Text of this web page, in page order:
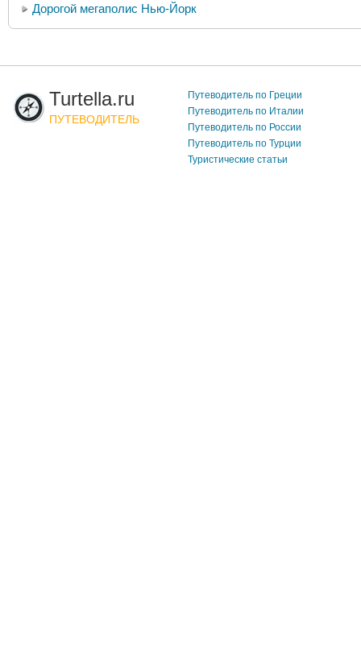
Дорогой мегаполис Нью-Йорк
Turtella.ru
ПУТЕВОДИТЕЛЬ
Путеводитель по Греции
Путеводитель по Италии
Путеводитель по России
Путеводитель по Турции
Туристические статьи